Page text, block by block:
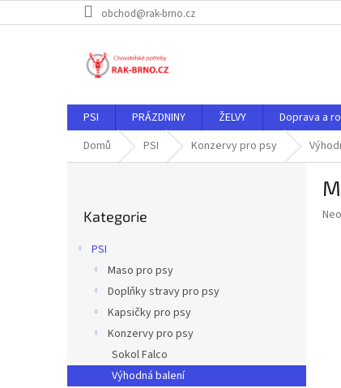
na
obchod@rak-brno.cz
PSI PRÁZDNINY ŽELVY Doprava a
Domů
PSI Konzervy pro psy
n
kategorie
Kategorie
PSI
Maso pro psy
Doplňky stravy pro psy
Kapsičky pro psy
Konzervy pro psy
Sokol Falco
Výhodná balení